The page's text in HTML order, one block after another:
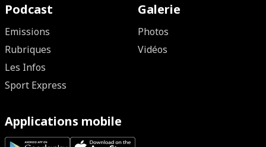
Podcast
Emissions
Rubriques
Les Infos
Sport Express
Galerie
Photos
Vidéos
Applications mobile